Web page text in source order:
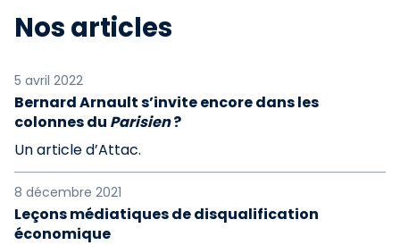
Nos articles
5 avril 2022
Bernard Arnault s’invite encore dans les
colonnes du Parisien?
Un article d’Attac.
8 décembre 2021
Leçons médiatiques de disqualification
économique